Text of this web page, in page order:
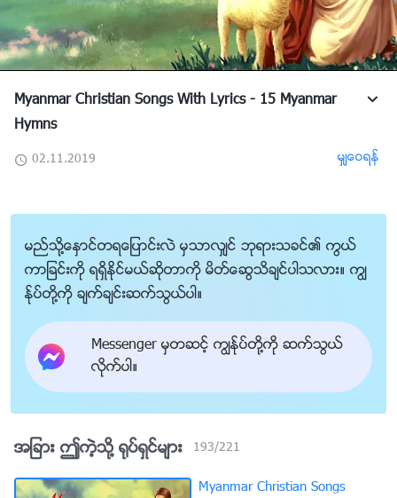
Myanmar Christian Songs With Lyrics - 15 Myanmar
Hymns
02.11.2019 မွ်ေဝရန္
မည္သို႔ေႏွာင္တရေျပာင္းလဲ မွသာလွ်င္ ဘုရားသခင္၏ ကြယ္
ကာျခင္းကို ရရွိႏိုင္မယ္ဆိုတာကို မိတ္ေဆြသိခ်င္ပါသလား။ ကြၽ
န္ုပ္တို႔ကို ခ်က္ခ်င္းဆက္သြယ္ပါ။
Messenger မွတဆင့္ ကြၽန္ုပ္တို႔ကို ဆက္သြယ္
လိုက္ပါ။
အျခား ဤကဲ့သို႔ ႐ုပ္ရွင္မ်ား 193/221
Myanmar Christian Songs